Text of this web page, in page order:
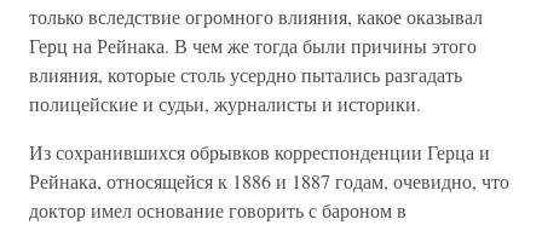
только вследствие огромного влияния, какое оказывал
Герц на Рейнака. В чем же тогда были причины этого
влияния, которые столь усердно пытались разгадать
полицейские и судьи, журналисты и историки.
Из сохранившихся обрывков корреспонденции Герца и
Рейнака, относящейся к 1886 и 1887 годам, очевидно, что
доктор имел основание говорить с бароном в